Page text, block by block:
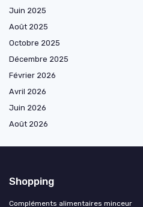
Juin 2025
Août 2025
Octobre 2025
Décembre 2025
Février 2026
Avril 2026
Juin 2026
Août 2026
Shopping
Compléments alimentaires minceur